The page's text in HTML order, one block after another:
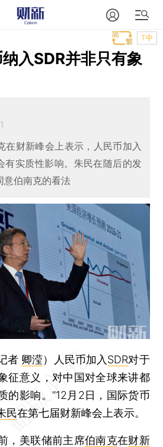
T中
入SDR并非只有象
在财新峰会上表示，人民币加入
有实质性影响。朱民在随后的发
意伯南克的看法
者 卿滢） 人民币加入 SDR对于
征意义，对中国对全球来讲都
的影响。”12月2日，国际货币
民在第七届财新峰会上表示。
美联储前主席伯南克在财新